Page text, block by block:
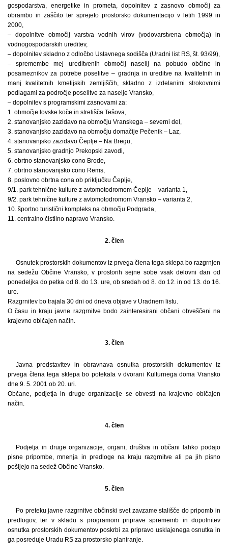
gospodarstva, energetike in prometa, dopolnitev z zasnovo območij za
obrambo in zaščito ter sprejeto prostorsko dokumentacijo v letih 1999 in
2000,
– dopolnitve območij varstva vodnih virov (vodovarstvena območja) in
vodnogospodarskih ureditev,
– dopolnitev skladno z odločbo Ustavnega sodišča (Uradni list RS, št. 93/99),
– spremembe mej ureditvenih območij naselij na pobudo občine in
posameznikov za potrebe poselitve – gradnja in ureditve na kvalitetnih in
manj kvalitetnih kmetijskih zemljiščih, skladno z izdelanimi strokovnimi
podlagami za področje poselitve za naselje Vransko,
– dopolnitev s programskimi zasnovami za:
1. območje lovske koče in strelišča Tešova,
2. stanovanjsko zazidavo na območju Vranskega – severni del,
3. stanovanjsko zazidavo na območju domačije Pečenik – Laz,
4. stanovanjsko zazidavo Čeplje – Na Bregu,
5. stanovanjsko gradnjo Prekopski zavodi,
6. obrtno stanovanjsko cono Brode,
7. obrtno stanovanjsko cono Rems,
8. poslovno obrtna cona ob priključku Čeplje,
9/1. park tehnične kulture z avtomotodromom Čeplje – varianta 1,
9/2. park tehnične kulture z avtomotodromom Vransko – varianta 2,
10. športno turistični kompleks na območju Podgrada,
11. centralno čistilno napravo Vransko.
2. člen
Osnutek prostorskih dokumentov iz prvega člena tega sklepa bo razgrnjen
na sedežu Občine Vransko, v prostorih sejne sobe vsak delovni dan od
ponedeljka do petka od 8. do 13. ure, ob sredah od 8. do 12. in od 13. do 16.
ure.
Razgrnitev bo trajala 30 dni od dneva objave v Uradnem listu.
O času in kraju javne razgrnitve bodo zainteresirani občani obveščeni na
krajevno običajen način.
3. člen
Javna predstavitev in obravnava osnutka prostorskih dokumentov iz
prvega člena tega sklepa bo potekala v dvorani Kulturnega doma Vransko
dne 9. 5. 2001 ob 20. uri.
Občane, podjetja in druge organizacije se obvesti na krajevno običajen
način.
4. člen
Podjetja in druge organizacije, organi, društva in občani lahko podajo
pisne pripombe, mnenja in predloge na kraju razgrnitve ali pa jih pisno
pošljejo na sedež Občine Vransko.
5. člen
Po preteku javne razgrnitve občinski svet zavzame stališče do pripomb in
predlogov, ter v skladu s programom priprave sprememb in dopolnitev
osnutka prostorskih dokumentov poskrbi za pripravo usklajenega osnutka in
ga posreduje Uradu RS za prostorsko planiranje.